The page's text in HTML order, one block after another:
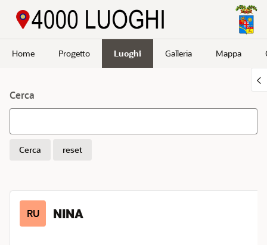
Home Progetto Luoghi Galleria Mappa
Cerca
Cerca reset
RU NINA